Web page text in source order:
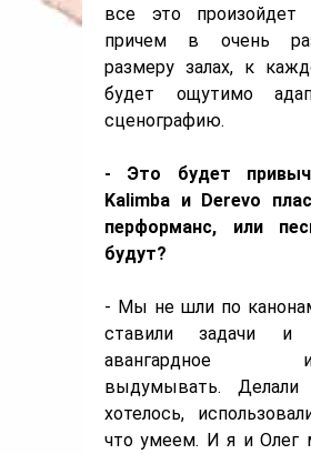
все это произойдет
причем в очень
размеру залах, к
будет ощутимо
сценографию.
- Это будет
Kalimba и Derevo
перформанс, или
будут?
- Мы не шли по
ставили задачи и
авангардное
выдумывать. Делали
хотелось,
что умеем. И я и Олег